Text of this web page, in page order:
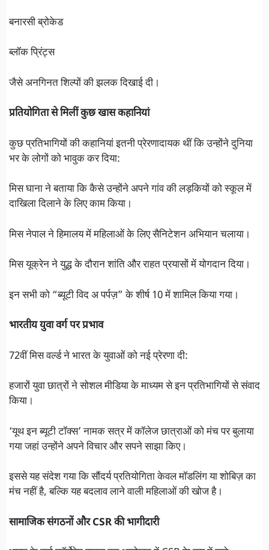
बनारसी ब्रोकेड
ब्लॉक प्रिंट्स
जैसे अनगिनत शिल्पों की झलक दिखाई दी।
प्रतियोगिता से मिलीं कुछ खास कहानियां
कुछ प्रतिभागियों की कहानियां इतनी प्रेरणादायक थीं कि उन्होंने दुनिया
भर के लोगों को भावुक कर दिया:
मिस घाना ने बताया कि कैसे उन्होंने अपने गांव की लड़कियों को स्कूल में
दाखिला दिलाने के लिए काम किया।
मिस नेपाल ने हिमालय में महिलाओं के लिए सैनिटेशन अभियान चलाया।
मिस यूक्रेन ने युद्ध के दौरान शांति और राहत प्रयासों में योगदान दिया।
इन सभी को “ब्यूटी विद अ पर्पज़” के शीर्ष 10 में शामिल किया गया।
भारतीय युवा वर्ग पर प्रभाव
72वीं मिस वर्ल्ड ने भारत के युवाओं को नई प्रेरणा दी:
हजारों युवा छात्रों ने सोशल मीडिया के माध्यम से इन प्रतिभागियों से संवाद
किया।
‘यूथ इन ब्यूटी टॉक्स’ नामक सत्र में कॉलेज छात्राओं को मंच पर बुलाया
गया जहां उन्होंने अपने विचार और सपने साझा किए।
इससे यह संदेश गया कि सौंदर्य प्रतियोगिता केवल मॉडलिंग या शोबिज़ का
मंच नहीं है, बल्कि यह बदलाव लाने वाली महिलाओं की खोज है।
सामाजिक संगठनों और CSR की भागीदारी